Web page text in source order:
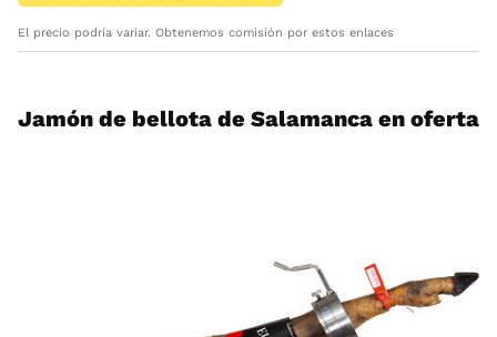
El precio podría variar. Obtenemos comisión por estos enlaces
Jamón de bellota de Salamanca en oferta